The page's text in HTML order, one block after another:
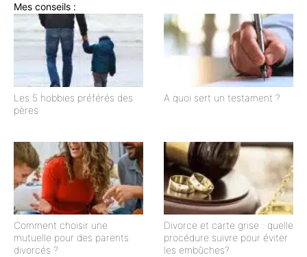
Mes conseils :
Les 5 hobbies préférés des
pères
A quoi sert un testament ?
Comment choisir une
mutuelle pour des parents
divorcés ?
Divorce et carte grise : quelle
procédure suivre pour éviter
les embûches?